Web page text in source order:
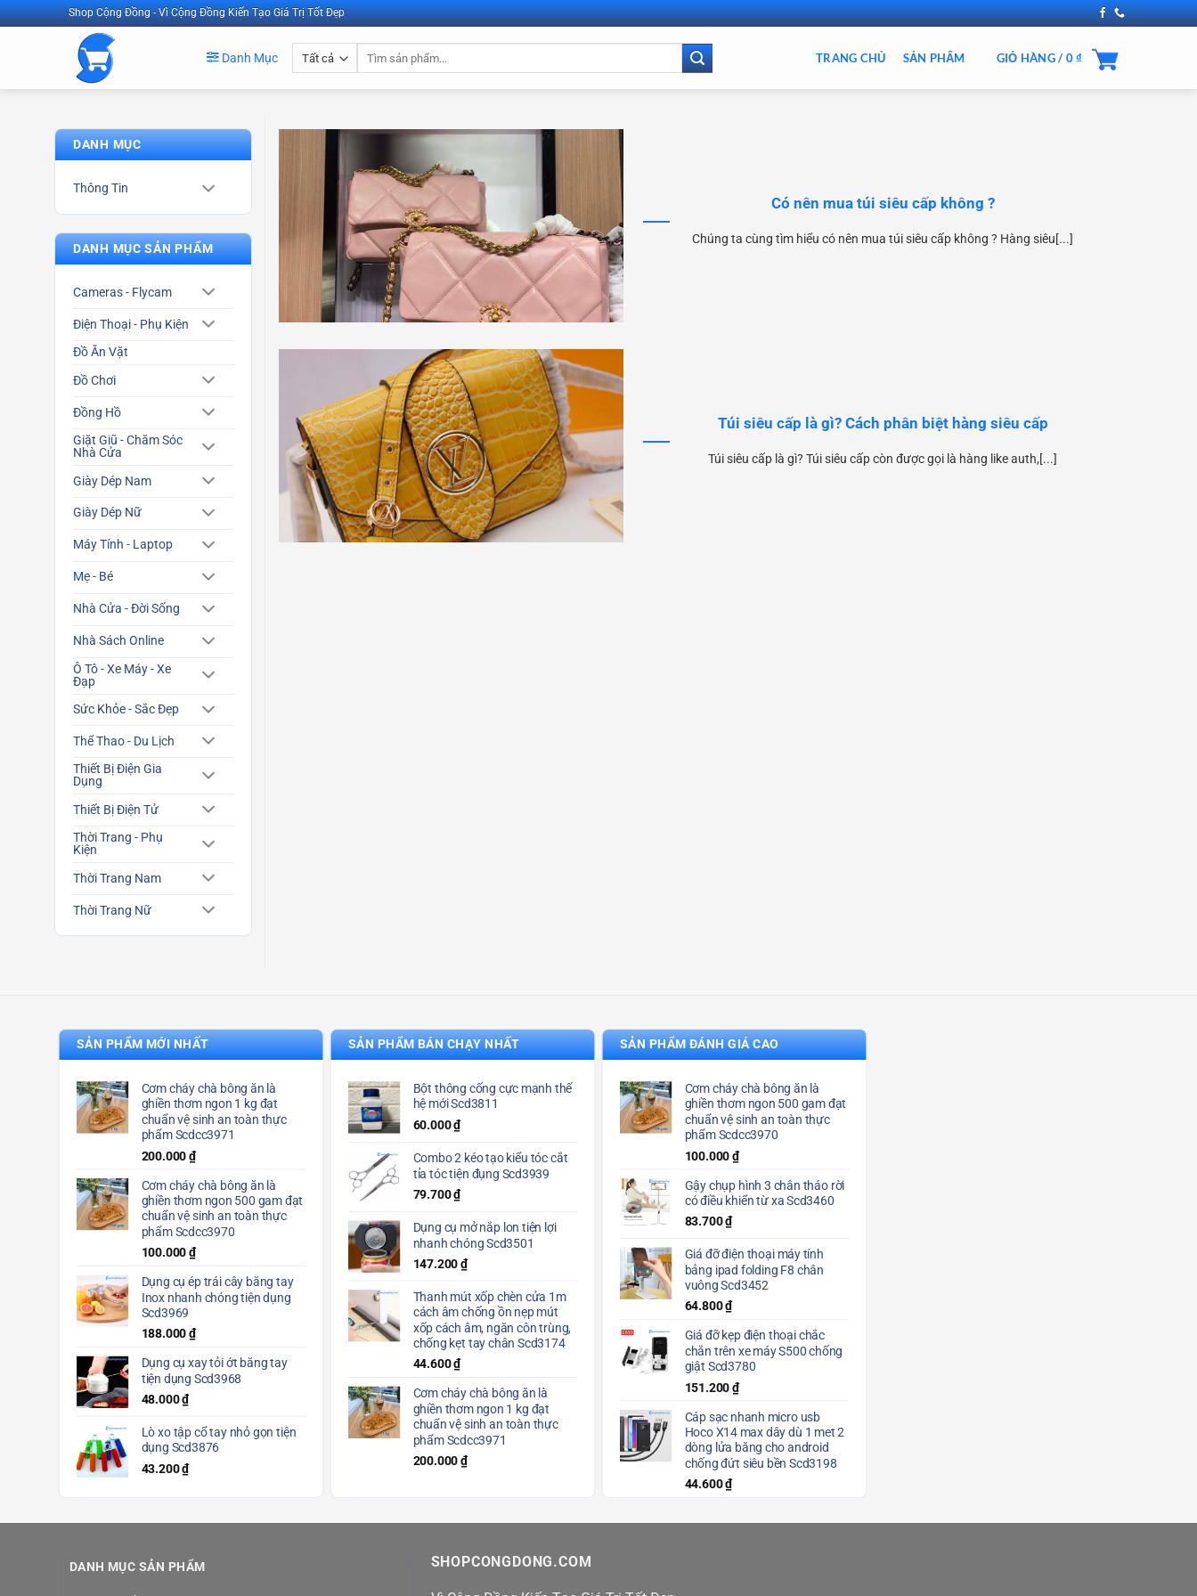
Bỏ
qua
Shop Cộng Đồng - Vì Cộng Đồng Kiến Tạo Giá Trị Tốt Đẹp
Danh Mục TRANG CHỦ SẢN PHẨM GIỎ HÀNG / 0₫
DANH MỤC
Thông Tin
DANH MỤC SẢN PHẨM
Cameras - Flycam
Điện Thoại - Phụ Kiện
Đồ Ăn Vặt
Đồ Chơi
Đồng Hồ
Giặt Giũ - Chăm Sóc
Nhà Cửa
Giày Dép Nam
Giày Dép Nữ
Máy Tính - Laptop
Mẹ - Bé
Nhà Cửa - Đời Sống
Nhà Sách Online
Ô Tô - Xe Máy - Xe
Đạp
Sức Khỏe - Sắc Đẹp
Thể Thao - Du Lịch
Thiết Bị Điện Gia
Dụng
Thiết Bị Điện Tử
Thời Trang - Phụ
Kiện
Thời Trang Nam
Thời Trang Nữ
Có nên mua túi siêu cấp không ?
Chúng ta cùng tìm hiểu có nên mua túi siêu cấp không ? Hàng siêu[...]
Túi siêu cấp là gì? Cách phân biệt hàng siêu cấp
Túi siêu cấp là gì? Túi siêu cấp còn được gọi là hàng like auth,[...]
SẢN PHẨM MỚI NHẤT
Cơm cháy chà bông ăn là
ghiền thơm ngon 1 kg đạt
chuẩn vệ sinh an toàn thực
phẩm Scdcc3971
200.000₫
Cơm cháy chà bông ăn là
ghiền thơm ngon 500 gam đạt
chuẩn vệ sinh an toàn thực
phẩm Scdcc3970
100.000₫
Dụng cụ ép trái cây bằng tay
Inox nhanh chóng tiện dụng
Scd3969
188.000₫
Dụng cụ xay tỏi ớt bằng tay
tiện dụng Scd3968
48.000₫
Lò xo tập cổ tay nhỏ gọn tiện
dụng Scd3876
43.200₫
SẢN PHẨM BÁN CHẠY NHẤT
Bột thông cống cực mạnh thế
hệ mới Scd3811
60.000₫
Combo 2 kéo tạo kiểu tóc cắt
tỉa tóc tiện đụng Scd3939
79.700₫
Dụng cụ mở nắp lon tiện lợi
nhanh chóng Scd3501
147.200₫
Thanh mút xốp chèn cửa 1m
cách âm chống ồn nẹp mút
xốp cách âm, ngăn côn trùng,
chống kẹt tay chân Scd3174
44.600₫
Cơm cháy chà bông ăn là
ghiền thơm ngon 1 kg đạt
chuẩn vệ sinh an toàn thực
phẩm Scdcc3971
200.000₫
SẢN PHẨM ĐÁNH GIÁ CAO
Cơm cháy chà bông ăn là
ghiền thơm ngon 500 gam đạt
chuẩn vệ sinh an toàn thực
phẩm Scdcc3970
100.000₫
Gậy chụp hình 3 chân tháo rời
có điều khiển từ xa Scd3460
83.700₫
Giá đỡ điện thoại máy tính
bảng ipad folding F8 chân
vuông Scd3452
64.800₫
Giá đỡ kẹp điện thoại chắc
chắn trên xe máy S500 chống
giật Scd3780
151.200₫
Cáp sạc nhanh micro usb
Hoco X14 max dây dù 1 met 2
dòng lửa băng cho android
chống đứt siêu bền Scd3198
44.600₫
DANH MỤC SẢN PHẨM SHOPCONGDONG.COM